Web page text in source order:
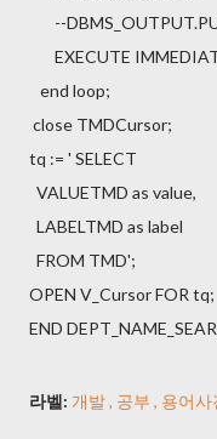
--
EXECUTE
end loop;
close TMDCursor;
tq := ' SELECT
VALUETMD as value,
LABELTMD as label
FROM TMD';
OPEN V_Cursor FOR tq;
END
라벨: 개발 공부 용어사